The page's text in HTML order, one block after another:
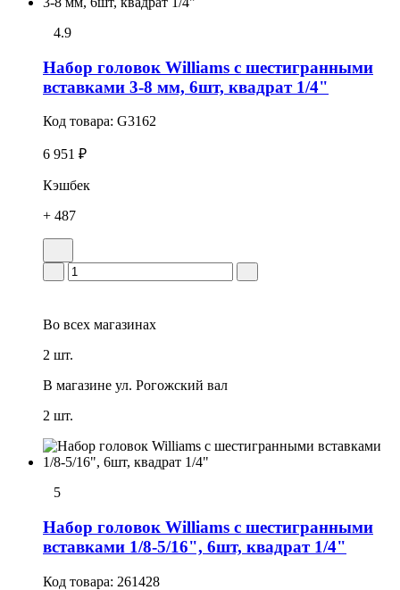
4.9
Набор головок Williams с шестигранными
вставками 3-8 мм, 6шт, квадрат 1/4"
Код товара: G3162
6 951 ₽
Кэшбек
+ 487
Во всех магазинах
2 шт.
В магазине ул. Рогожский вал
2 шт.
5
Набор головок Williams с шестигранными
вставками 1/8-5/16", 6шт, квадрат 1/4"
Код товара: 261428